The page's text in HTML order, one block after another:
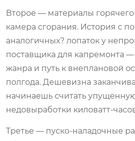
Второе — материалы горячего
камера сгорания. История с
аналогичных? лопаток у
поставщика для капремонта —
жанра и путь к внеплановой
полгода. Дешевизна
начинаешь считать
недовыработки киловатт-
Третье — пуско-наладочные